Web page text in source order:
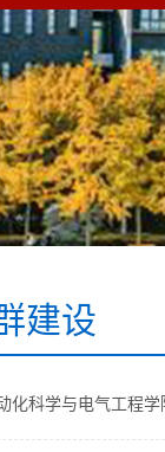
建设
化科学与电气工程